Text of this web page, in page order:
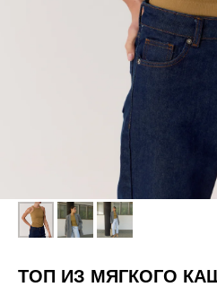
ТОП ИЗ МЯГКОГО